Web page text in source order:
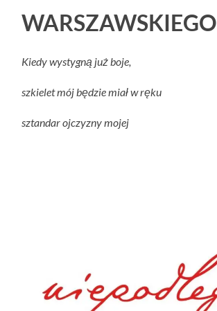
WARSZAWSKIEGO
Kiedy wystygną już boje,
szkielet mój będzie miał w ręku
sztandar ojczyzny mojej